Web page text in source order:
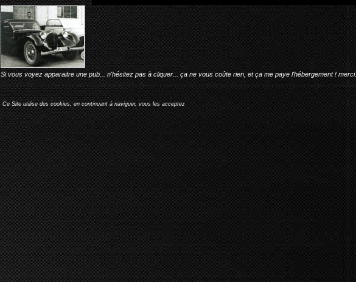
Si vous voyez apparaitre une pub... n'hésitez pas à cliquer... ça ne vous coûte rien, et ça me paye l'hébergement ! merci.
Ce Site utilise des cookies, en continuant à naviguer, vous les acceptez